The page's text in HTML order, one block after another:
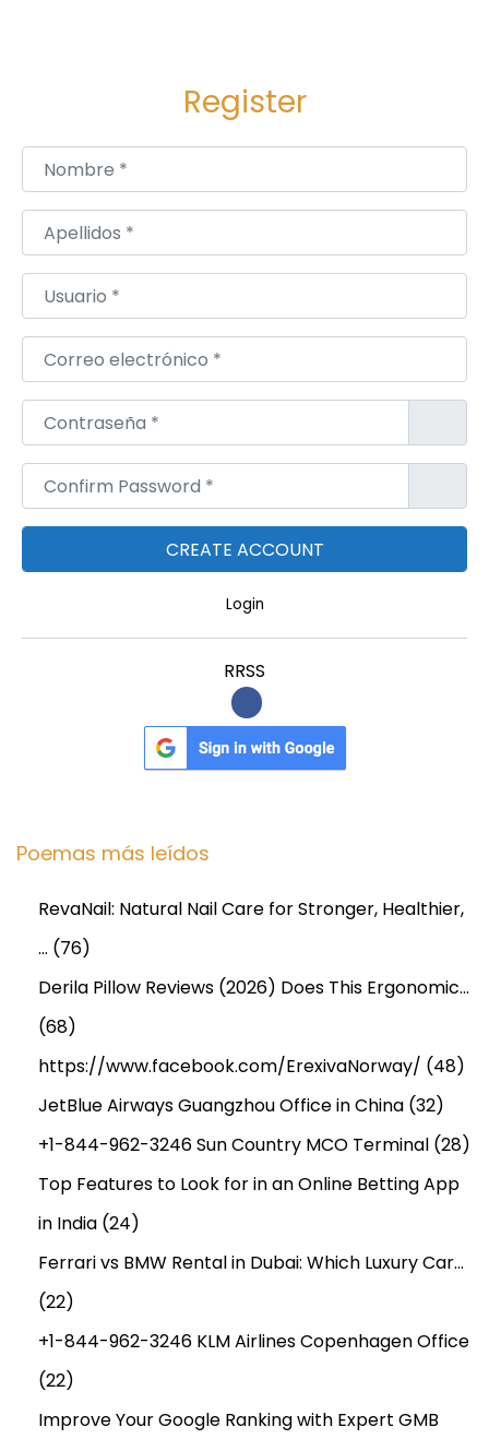
Register
Nombre*
Apellidos*
Usuario*
Correo electrónico*
Contraseña*
Confirm Password*
Login
RRSS
Poemas más leídos
RevaNail: Natural Nail Care for Stronger, Healthier,
… (76)
Derila Pillow Reviews (2026) Does This Ergonomic…
(68)
https://www.facebook.com/ErexivaNorway/ (48)
JetBlue Airways Guangzhou Office in China (32)
+1-844-962-3246 Sun Country MCO Terminal (28)
Top Features to Look for in an Online Betting App
in India (24)
Ferrari vs BMW Rental in Dubai: Which Luxury Car…
(22)
+1-844-962-3246 KLM Airlines Copenhagen Office
(22)
Improve Your Google Ranking with Expert GMB